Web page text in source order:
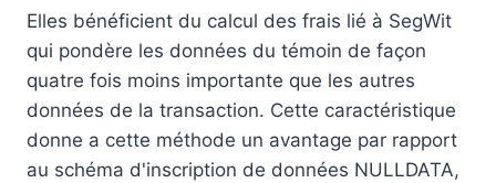
Elles bénéficient du calcul des frais lié à SegWit
qui pondère les données du témoin de façon
quatre fois moins importante que les autres
données de la transaction. Cette caractéristique
donne a cette méthode un avantage par rapport
au schéma d'inscription de données NULLDATA,